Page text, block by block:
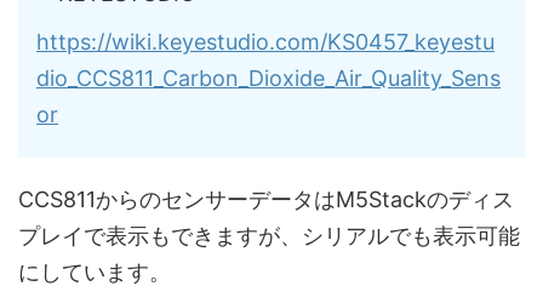
https://wiki.keyestudio.com/KS0457_keyestu
dio_CCS811_Carbon_Dioxide_Air_Quality_Sens
or
CCS811からのセンサーデータはM5Stackのディス
プレイで表示もできますが、シリアルでも表示可能
にしています。